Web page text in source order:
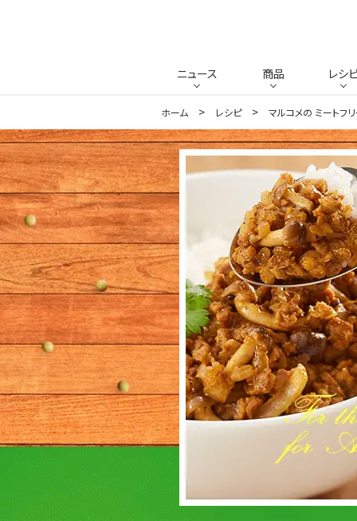
ニュース 商品 レシ
ホーム レシピ マルコメの ミートフ